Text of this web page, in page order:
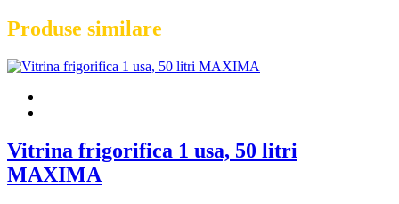
Produse similare
Vitrina frigorifica 1 usa, 50 litri
MAXIMA